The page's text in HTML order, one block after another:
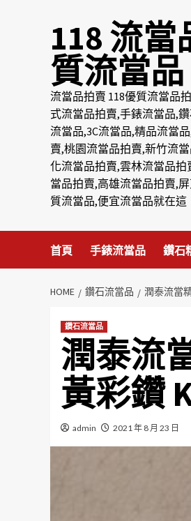
118 流當
質流當品
流當品拍賣 118優質流當品
式流當品拍賣,手錶流當品,
流當品,3C流當品,精品流當
賣,桃園流當品拍賣,新竹流
化流當品拍賣,雲林流當品
當品拍賣,高雄流當品拍賣,
質流當品,便宜流當品就在這
首頁 手錶流當品 鑽石
HOME 鑽石流當品 潤泰流當
鑽石流當品
潤泰流
黃彩鑽
admin 2021 年 8 月 23 日